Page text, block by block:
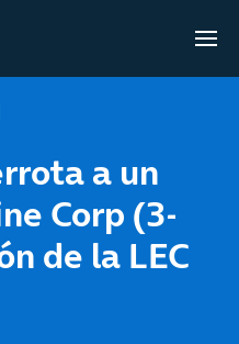
a un
Corp (3-
de la LEC